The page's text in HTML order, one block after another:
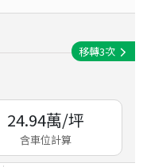
移轉3次
24.94萬/坪
含車位計算